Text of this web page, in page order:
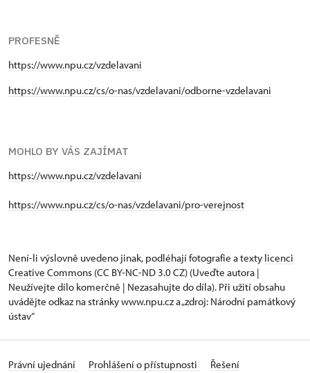
PROFESNĚ
https://www.npu.cz/vzdelavani
https://www.npu.cz/cs/o-nas/vzdelavani/odborne-vzdelavani
MOHLO BY VÁS ZAJÍMAT
https://www.npu.cz/vzdelavani
https://www.npu.cz/cs/o-nas/vzdelavani/pro-verejnost
Není-li výslovně uvedeno jinak, podléhají fotografie a texty licenci
Creative Commons (CC BY-NC-ND 3.0 CZ) (Uveďte autora |
Neužívejte dílo komerčně | Nezasahujte do díla). Při užití obsahu
uvádějte odkaz na stránky www.npu.cz a „zdroj: Národní památkový
ústav“
Právní ujednání Prohlášení o přístupnosti
Řešení